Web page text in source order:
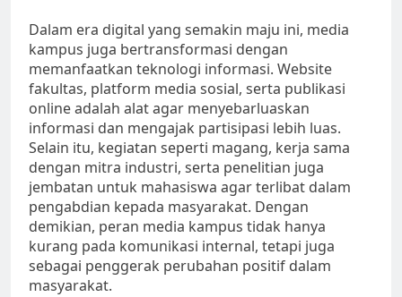
Dalam era digital yang semakin maju ini, media
kampus juga bertransformasi dengan
memanfaatkan teknologi informasi. Website
fakultas, platform media sosial, serta publikasi
online adalah alat agar menyebarluaskan
informasi dan mengajak partisipasi lebih luas.
Selain itu, kegiatan seperti magang, kerja sama
dengan mitra industri, serta penelitian juga
jembatan untuk mahasiswa agar terlibat dalam
pengabdian kepada masyarakat. Dengan
demikian, peran media kampus tidak hanya
kurang pada komunikasi internal, tetapi juga
sebagai penggerak perubahan positif dalam
masyarakat.